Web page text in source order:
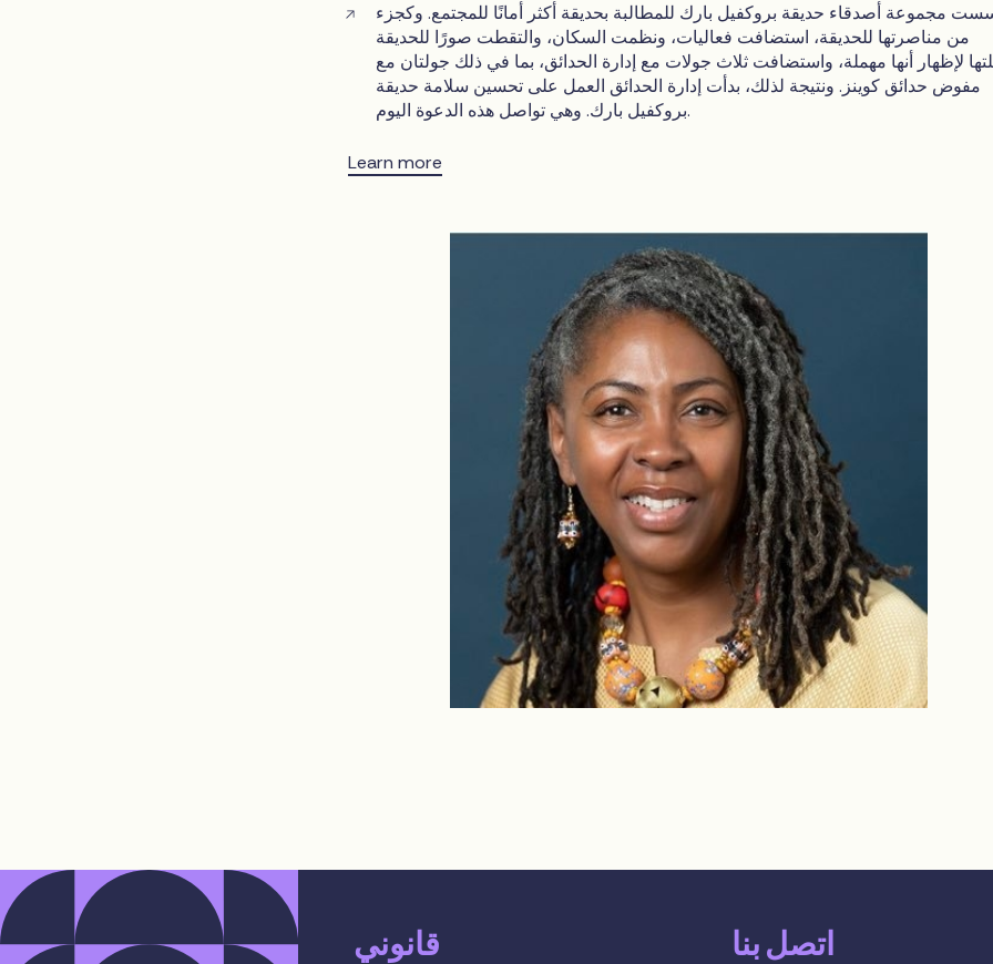
مجموعة أصدقاء حديقة بروكفيل بارك للمطالبة بحديقة أكثر أمانًا للمجتمع. وكجزء
من مناصرتها للحديقة، استضافت فعاليات، ونظمت السكان، والتقطت صورًا للحديقة
لإظهار أنها مهملة، واستضافت ثلاث جولات مع إدارة الحدائق، بما في ذلك جولتان مع
مفوض حدائق كوينز. ونتيجة لذلك، بدأت إدارة الحدائق العمل على تحسين سلامة حديقة
بروكفيل بارك. وهي تواصل هذه الدعوة اليوم.
Learn more
قانوني اتصل بنا